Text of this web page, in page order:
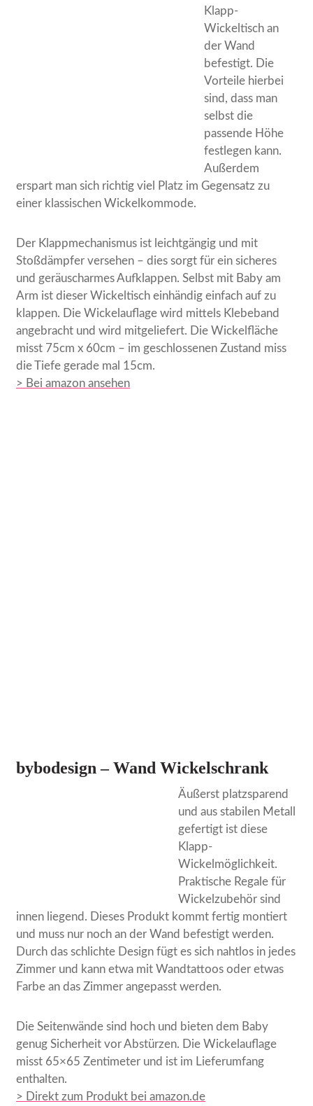
Klapp-
Wickeltisch an
der Wand
befestigt. Die
Vorteile hierbei
sind, dass man
selbst die
passende Höhe
festlegen kann.
Außerdem
erspart man sich richtig viel Platz im Gegensatz zu
einer klassischen Wickelkommode.
Der Klappmechanismus ist leichtgängig und mit
Stoßdämpfer versehen – dies sorgt für ein sicheres
und geräuscharmes Aufklappen. Selbst mit Baby am
Arm ist dieser Wickeltisch einhändig einfach auf zu
klappen. Die Wickelauflage wird mittels Klebeband
angebracht und wird mitgeliefert. Die Wickelfläche
misst 75cm x 60cm – im geschlossenen Zustand miss
die Tiefe gerade mal 15cm.
> Bei amazon ansehen
bybodesign – Wand Wickelschrank
Äußerst platzsparend
und aus stabilen Metall
gefertigt ist diese
Klapp-
Wickelmöglichkeit.
Praktische Regale für
Wickelzubehör sind
innen liegend. Dieses Produkt kommt fertig montiert
und muss nur noch an der Wand befestigt werden.
Durch das schlichte Design fügt es sich nahtlos in jedes
Zimmer und kann etwa mit Wandtattoos oder etwas
Farbe an das Zimmer angepasst werden.
Die Seitenwände sind hoch und bieten dem Baby
genug Sicherheit vor Abstürzen. Die Wickelauflage
misst 65×65 Zentimeter und ist im Lieferumfang
enthalten.
> Direkt zum Produkt bei amazon.de